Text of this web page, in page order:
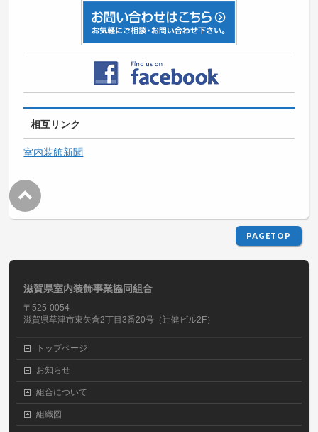
相互リンク
室内装飾新聞
PAGETOP
滋賀県室内装飾事業協同組合
〒525-0054
滋賀県草津市東矢倉2丁目3番20号（辻健ビル2F）
トップページ
お知らせ
組合について
組織図